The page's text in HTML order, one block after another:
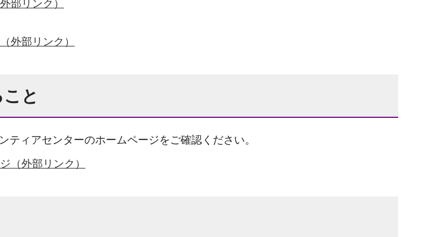
部リンク）
外部リンク）
と
ィアセンターのホームページをご確認ください。
（外部リンク）